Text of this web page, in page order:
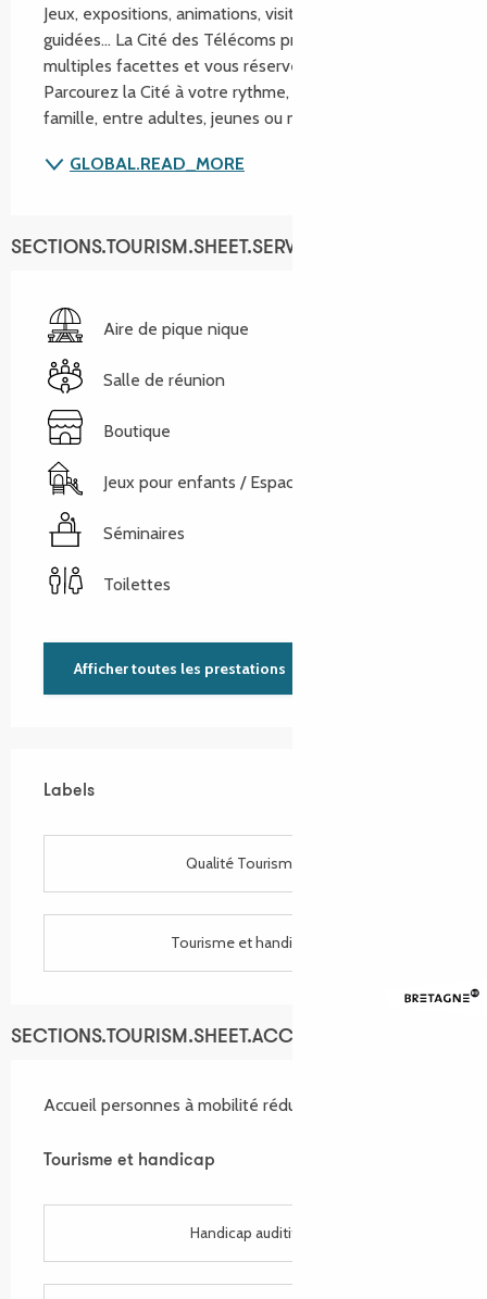
Jeux, expositions, animations, visites libres ou
guidées… La Cité des Télécoms présente de
multiples facettes et vous réserve bien des surprises.
Parcourez la Cité à votre rythme, que vous soyez en
famille, entre adultes, jeunes ou moins jeunes…...
GLOBAL.READ_MORE
SECTIONS.TOURISM.SHEET.SERVICES
Aire de pique nique
Salle de réunion
Boutique
Jeux pour enfants / Espace jeux
Séminaires
Toilettes
Afficher toutes les prestations
Labels
Labels
Qualité Tourisme
Tourisme et handicap
SECTIONS.TOURISM.SHEET.ACCESSIBILITY_SERVICES
Accueil personnes à mobilité réduite
Tourisme et handicap
Tourisme et handicap
Handicap auditif